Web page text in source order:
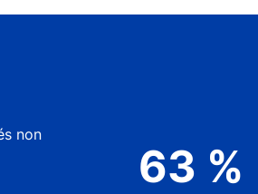
63 %
non